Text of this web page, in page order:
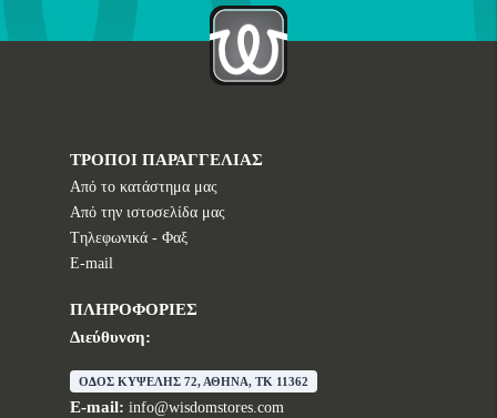
ΤΡΟΠΟΙ ΠΑΡΑΓΓΕΛΙΑΣ
Από το κατάστημα μας
Από την ιστοσελίδα μας
Tηλεφωνικά - Φαξ
E-mail
ΠΛΗΡΟΦΟΡΙΕΣ
Διεύθυνση:
ΟΔΟΣ ΚΥΨΕΛΗΣ 72, ΑΘΗΝΑ, TK 11362
E-mail: info@wisdomstores.com